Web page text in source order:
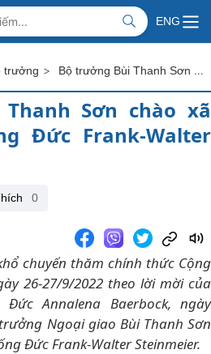
NAM
AFFAIRS
ENG
trưởng > Bộ trưởng Bùi Thanh Sơn chào xã giao Tổng thống Đức Frank-Walter Steinmeier
Sơn chào xã
Đức Frank-Walter
0
chuyến thăm chính thức Cộng
26-27/9/2022 theo lời mời của
Annalena Baerbock, ngày
Ngoại giao Bùi Thanh Sơn
Đức Frank-Walter Steinmeier.